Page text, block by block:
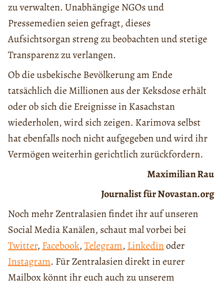
zu verwalten. Unabhängige NGOs und
Pressemedien seien gefragt, dieses
Aufsichtsorgan streng zu beobachten und stetige
Transparenz zu verlangen.
Ob die usbekische Bevölkerung am Ende
tatsächlich die Millionen aus der Keksdose erhält
oder ob sich die Ereignisse in Kasachstan
wiederholen, wird sich zeigen. Karimova selbst
hat ebenfalls noch nicht aufgegeben und wird ihr
Vermögen weiterhin gerichtlich zurückfordern.
Maximilian Rau
Journalist für Novastan.org
Noch mehr Zentralasien findet ihr auf unseren
Social Media Kanälen, schaut mal vorbei bei
Twitter, Facebook,Telegram, Linkedinoder
Instagram. Für Zentralasien direkt in eurer
Mailbox könnt ihr euch auch zu unserem